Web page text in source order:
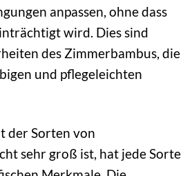
anpassen, ohne dass
wird. Dies sind
des Zimmerbambus, die
und pflegeleichten
der Sorten von
sehr groß ist, hat jede Sorte